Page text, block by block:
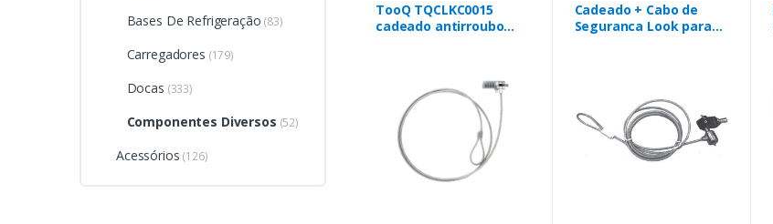
Bases De Refrigeração (83)
Carregadores (179)
Docas (333)
Componentes Diversos (52)
Acessórios (126)
TooQ TQCLKC0015
cadeado antirroubo
Cadeado + Cabo de
Seguranca Look para